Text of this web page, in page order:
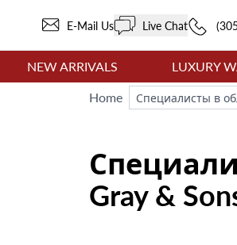
E-Mail Us Live Chat
NEW ARRIVALS LUXURY
Home
Специалисты в
Gray &